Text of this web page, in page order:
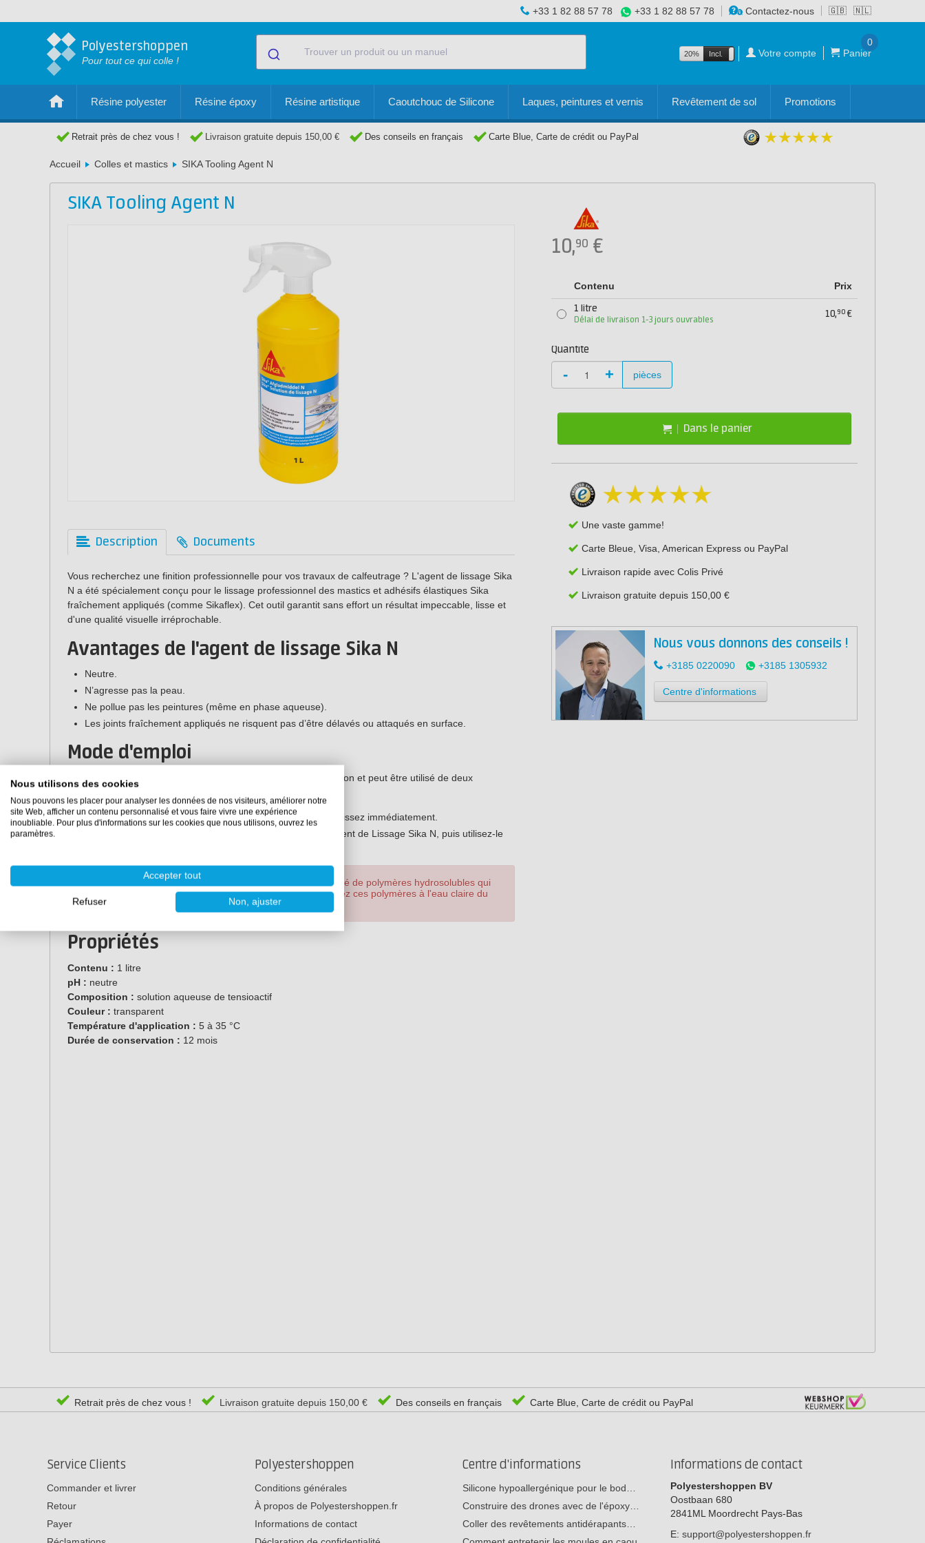
🇬🇧 🇳🇱
+33 1 82 88 57 78 +33 1 82 88 57 78 Contactez-nous
Polyestershoppen
Pour tout ce qui colle !
20% Incl. Excl. Votre compte Panier
0
Résine polyester Résine époxy Résine artistique Caoutchouc de Silicone Laques, peintures et vernis Revêtement de sol Promotions
Retrait près de chez vous ! Livraison gratuite depuis 150,00 € Des conseils en français Carte Blue, Carte de crédit ou PayPal
Accueil Colles et mastics SIKA Tooling Agent N
SIKA Tooling Agent N
Description Documents
Vous recherchez une finition professionnelle pour vos travaux de calfeutrage ? L'agent de lissage Sika
N a été spécialement conçu pour le lissage professionnel des mastics et adhésifs élastiques Sika
fraîchement appliqués (comme Sikaflex). Cet outil garantit sans effort un résultat impeccable, lisse et
d'une qualité visuelle irréprochable.
Avantages de l'agent de lissage Sika N
Neutre.
N’agresse pas la peau.
Ne pollue pas les peintures (même en phase aqueuse).
Les joints fraîchement appliqués ne risquent pas d’être délavés ou attaqués en surface.
Mode d'emploi
L'Agent de Lissage Sika N offre une grande flexibilité d'application et peut être utilisé de deux
Méthode 1 :Vaporisez l'outil directement sur la surface et lissez immédiatement.
dans l'Agent de Lissage Sika N, puis utilisez-le
Sika Tooling Agent N contient une petite quantité de polymères hydrosolubles qui
restent en surface. Si la surface lissée doit être peinte, rincez ces polymères à l'eau claire du
robinet une fois le mastic suffisamment durci.
Propriétés
Contenu : 1 litre
pH : neutre
Composition : solution aqueuse de tensioactif
Couleur : transparent
Température d'application : 5 à 35 °C
Durée de conservation : 12 mois
10,90 €
Contenu Prix
1 litre
Délai de livraison 1-3 jours ouvrables
10,90 €
Quantité
- + pièces
Dans le panier
Une vaste gamme!
Carte Bleue, Visa, American Express ou PayPal
Livraison rapide avec Colis Privé
Livraison gratuite depuis 150,00 €
Nous vous donnons des conseils !
+3185 0220090 +3185 1305932
Centre d'informations
Retrait près de chez vous ! Livraison gratuite depuis 150,00 € Des conseils en français Carte Blue, Carte de crédit ou PayPal
Service Clients
Commander et livrer
Retour
Payer
Polyestershoppen
Conditions générales
À propos de Polyestershoppen.fr
Informations de contact
Centre d'informations
Silicone hypoallergénique pour le bod…
Construire des drones avec de l'époxy…
Coller des revêtements antidérapants…
Informations de contact
Polyestershoppen BV
Oostbaan 680
2841ML Moordrecht Pays-Bas
E: support@polyestershoppen.fr
Nous utilisons des cookies
Nous pouvons les placer pour analyser les données de nos visiteurs, améliorer notre
site Web, afficher un contenu personnalisé et vous faire vivre une expérience
inoubliable. Pour plus d'informations sur les cookies que nous utilisons, ouvrez les
paramètres.
Accepter tout
Refuser Non, ajuster